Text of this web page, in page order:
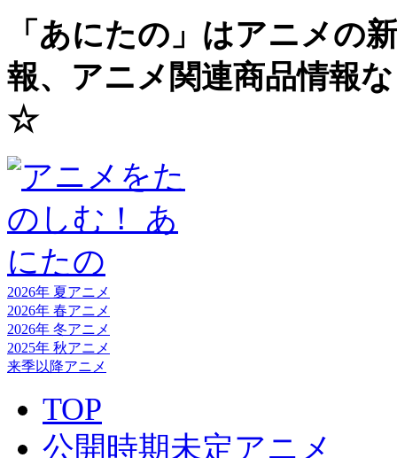
「あにたの」はアニメの
報、アニメ関連商品情報
☆
2026年 夏アニメ
2026年 春アニメ
2026年 冬アニメ
2025年 秋アニメ
来季以降アニメ
TOP
公開時期未定アニメ